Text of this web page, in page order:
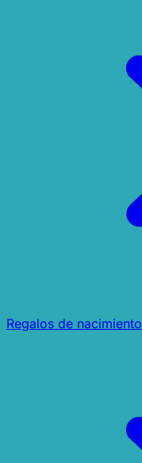
Regalos de nacimiento